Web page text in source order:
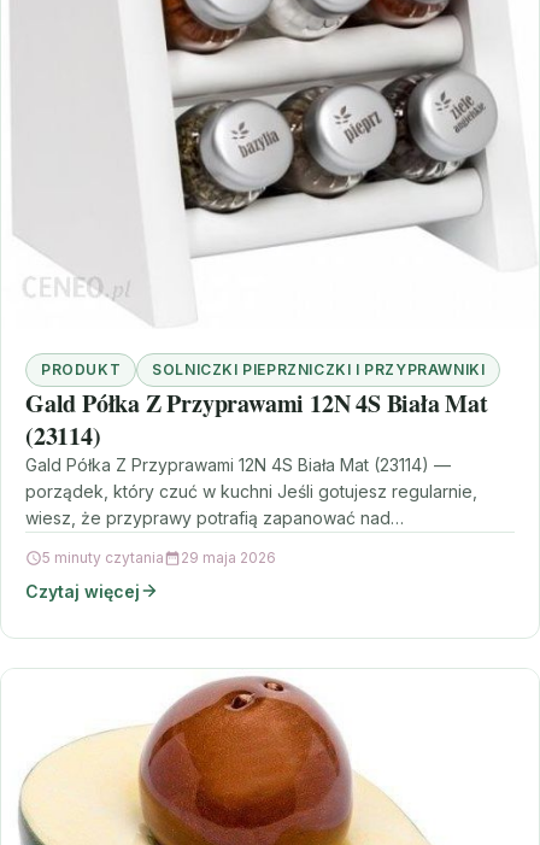
PRODUKT SOLNICZKI PIEPRZNICZKI I PRZYPRAWNIKI
Gald Półka Z Przyprawami 12N 4S Biała Mat
(23114)
Gald Półka Z Przyprawami 12N 4S Biała Mat (23114) —
porządek, który czuć w kuchni Jeśli gotujesz regularnie,
wiesz, że przyprawy potrafią zapanować nad…
5 minuty czytania 29 maja 2026
Czytaj więcej